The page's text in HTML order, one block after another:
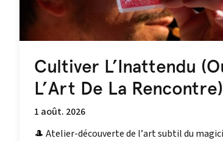
Cultiver L’Inattendu
L’Art De La Rencontre)
1 août. 2026
🎩 Atelier-découverte de l’art subtil du